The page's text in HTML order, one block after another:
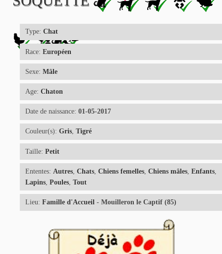
Type:Chat
Race:Européen
Sexe:Mâle
Age:Chaton
Date de naissance: 01-05-2017
Couleur(s):Gris,Tigré
Taille:Petit
Ententes: Autres ,Chats ,Chiens femelles ,Chiens mâles ,Enfants
Lapins ,Poules ,Tout
Lieu: Famille d'Accueil - Mouilleron le Captif (85)